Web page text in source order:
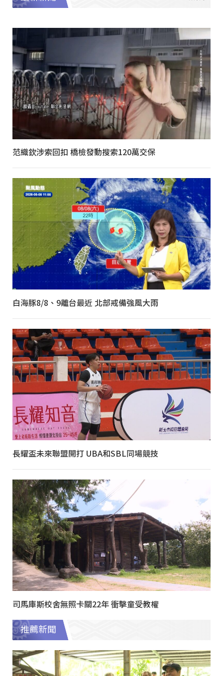
范織欽涉索回扣 橋檢發動搜索120萬交保
白海豚8/8、9離台最近 北部戒備強風大雨
長耀盃未來聯盟開打 UBA和SBL同場競技
司馬庫斯校舍無照卡關22年 衝擊童受教權
推薦新聞